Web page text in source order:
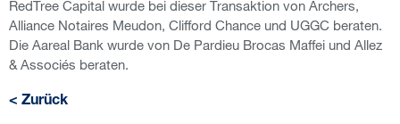
RedTree Capital wurde bei dieser Transaktion von Archers,
Alliance Notaires Meudon, Clifford Chance und UGGC beraten.
Die Aareal Bank wurde von De Pardieu Brocas Maffei und Allez
& Associés beraten.
< Zurück